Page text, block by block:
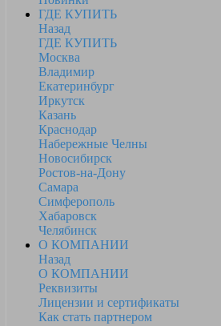
ГДЕ КУПИТЬ
Назад
ГДЕ КУПИТЬ
Москва
Владимир
Екатеринбург
Иркутск
Казань
Краснодар
Набережные Челны
Новосибирск
Ростов-на-Дону
Самара
Симферополь
Хабаровск
Челябинск
О КОМПАНИИ
Назад
О КОМПАНИИ
Реквизиты
Лицензии и сертификаты
Как стать партнером